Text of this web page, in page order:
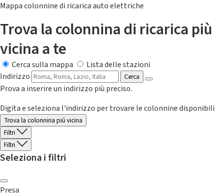
Mappa colonnine di ricarica auto elettriche
Trova la colonnina di ricarica più
vicina a te
Cerca sulla mappa
Lista delle stazioni
Indirizzo
Cerca
Prova a inserire un indirizzo più preciso.
Digita e seleziona l'indirizzo per trovare le colonnine disponibili
Trova la colonnina piú vicina
Filtri
Filtri
Seleziona i filtri
Presa